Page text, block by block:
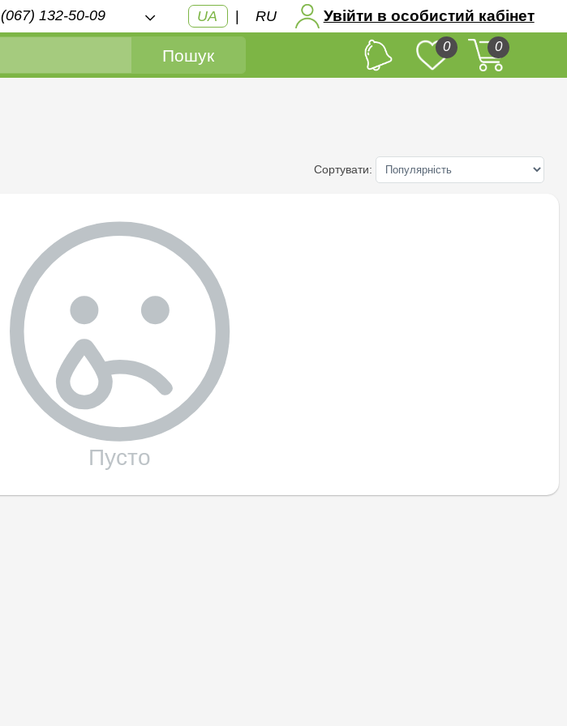
(067) 132-50-09 UA | RU Увійти в особистий кабінет
Пошук 0 0
Сортувати:
Пусто